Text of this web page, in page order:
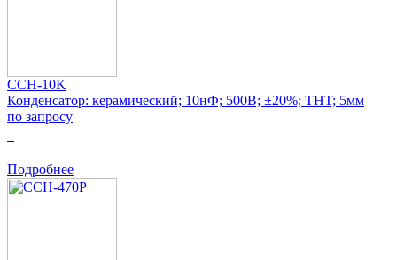
CCH-10K
Конденсатор: керамический; 10нФ; 500В; ±20%; THT; 5мм
по запросу
Подробнее